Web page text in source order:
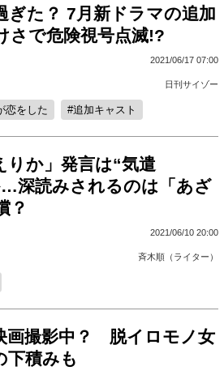
ぎた？ 7月新ドラマの追加
さで危険視号点滅!?
2021/06/17 07:00
日刊サイゾー
恋をした 追加キャスト
りか」発言は“気遣
…深読みされるのは「あざ
？
2021/06/10 20:00
斉木順（ライター）
画撮影中？ 脱イロモノ女
下積みも